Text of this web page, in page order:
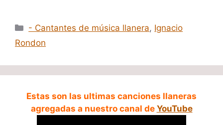
Categorías
- Cantantes de música llanera, Ignacio
Rondon
Estas son las ultimas canciones llaneras
agregadas a nuestro canal de YouTube